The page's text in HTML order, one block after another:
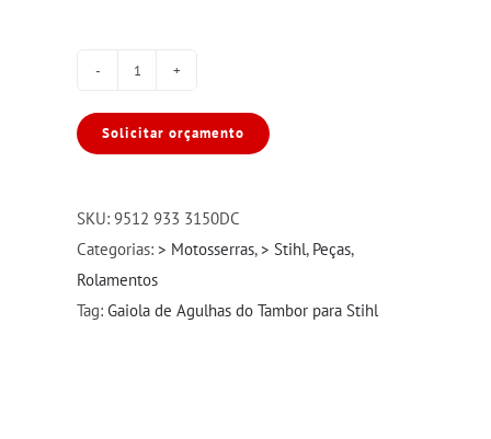
de
Agulhas
Solicitar orçamento
SKU:9512 933 3150DC
Categorias:> Motosserras,> Stihl, Peças,
Rolamentos
Tag:Gaiola de Agulhas do Tambor para Stihl